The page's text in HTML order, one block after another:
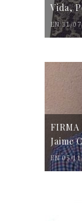
Vida,
EN 31/
Jaime
EN 05/